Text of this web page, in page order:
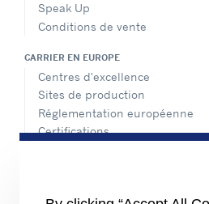
Speak Up
Conditions de vente
CARRIER EN EUROPE
Centres d'excellence
Sites de production
Réglementation européenne
Certifications